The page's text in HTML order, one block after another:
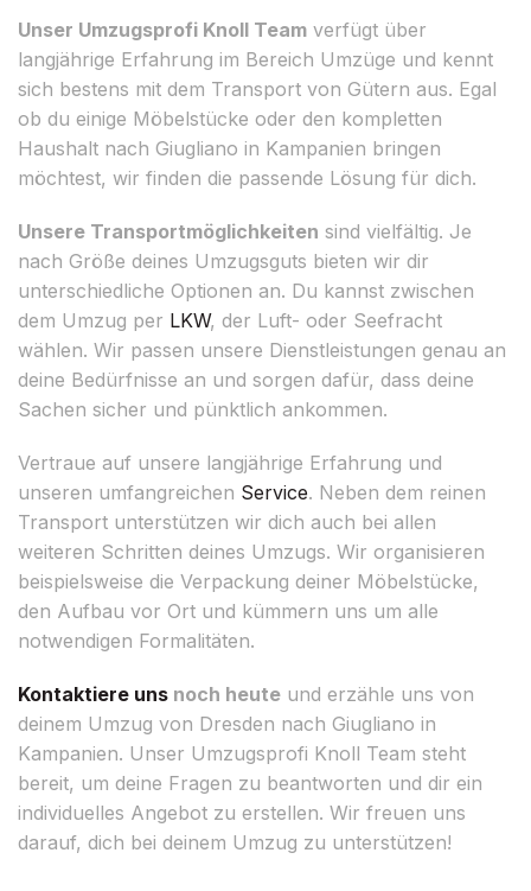
Unser Umzugsprofi Knoll Team verfügt über
langjährige Erfahrung im Bereich Umzüge und kennt
sich bestens mit dem Transport von Gütern aus. Egal
ob du einige Möbelstücke oder den kompletten
Haushalt nach Giugliano in Kampanien bringen
möchtest, wir finden die passende Lösung für dich.
Unsere Transportmöglichkeiten sind vielfältig. Je
nach Größe deines Umzugsguts bieten wir dir
unterschiedliche Optionen an. Du kannst zwischen
dem Umzug per LKW, der Luft- oder Seefracht
wählen. Wir passen unsere Dienstleistungen genau an
deine Bedürfnisse an und sorgen dafür, dass deine
Sachen sicher und pünktlich ankommen.
Vertraue auf unsere langjährige Erfahrung und
unseren umfangreichen Service. Neben dem reinen
Transport unterstützen wir dich auch bei allen
weiteren Schritten deines Umzugs. Wir organisieren
beispielsweise die Verpackung deiner Möbelstücke,
den Aufbau vor Ort und kümmern uns um alle
notwendigen Formalitäten.
Kontaktiere uns noch heute und erzähle uns von
deinem Umzug von Dresden nach Giugliano in
Kampanien. Unser Umzugsprofi Knoll Team steht
bereit, um deine Fragen zu beantworten und dir ein
individuelles Angebot zu erstellen. Wir freuen uns
darauf, dich bei deinem Umzug zu unterstützen!